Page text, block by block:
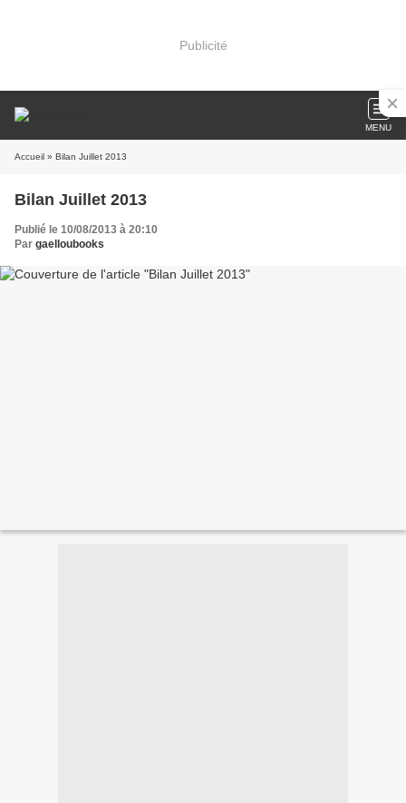
Publicité
MENU
Accueil » Bilan Juillet 2013
Bilan Juillet 2013
Publié le 10/08/2013 à 20:10
Par gaelloubooks